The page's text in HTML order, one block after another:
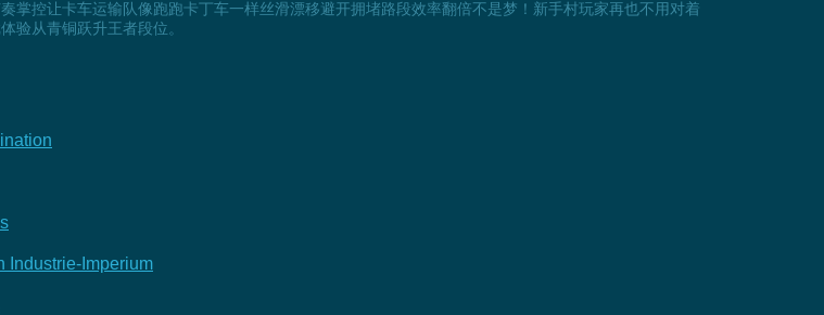
掌控让卡车运输队像跑跑卡丁车一样丝滑漂移避开拥堵路段效率翻倍不是梦！新手村玩家再也不用对着
验从青铜跃升王者段位。
Industrie-Imperium